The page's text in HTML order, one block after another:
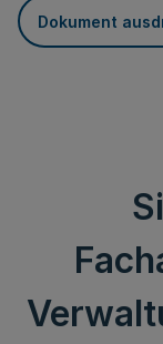
Dokument